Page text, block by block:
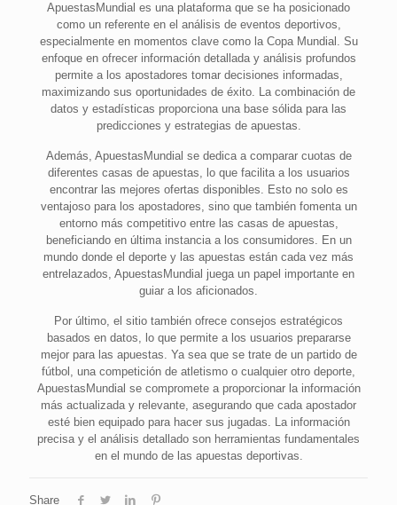
ApuestasMundial es una plataforma que se ha posicionado
como un referente en el análisis de eventos deportivos,
especialmente en momentos clave como la Copa Mundial. Su
enfoque en ofrecer información detallada y análisis profundos
permite a los apostadores tomar decisiones informadas,
maximizando sus oportunidades de éxito. La combinación de
datos y estadísticas proporciona una base sólida para las
predicciones y estrategias de apuestas.
Además, ApuestasMundial se dedica a comparar cuotas de
diferentes casas de apuestas, lo que facilita a los usuarios
encontrar las mejores ofertas disponibles. Esto no solo es
ventajoso para los apostadores, sino que también fomenta un
entorno más competitivo entre las casas de apuestas,
beneficiando en última instancia a los consumidores. En un
mundo donde el deporte y las apuestas están cada vez más
entrelazados, ApuestasMundial juega un papel importante en
guiar a los aficionados.
Por último, el sitio también ofrece consejos estratégicos
basados en datos, lo que permite a los usuarios prepararse
mejor para las apuestas. Ya sea que se trate de un partido de
fútbol, una competición de atletismo o cualquier otro deporte,
ApuestasMundial se compromete a proporcionar la información
más actualizada y relevante, asegurando que cada apostador
esté bien equipado para hacer sus jugadas. La información
precisa y el análisis detallado son herramientas fundamentales
en el mundo de las apuestas deportivas.
Share